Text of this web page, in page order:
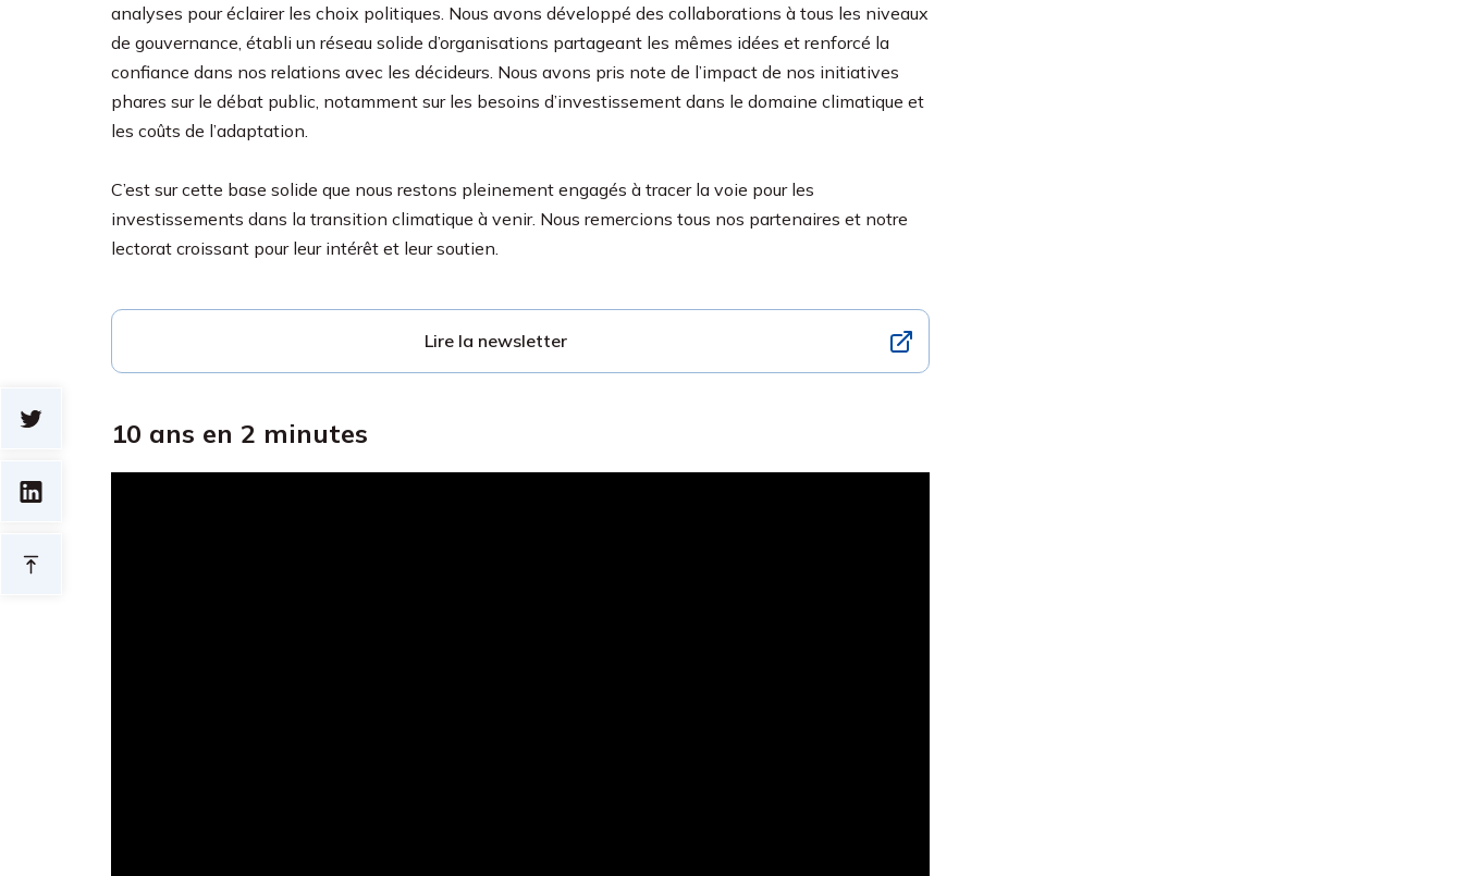
analyses pour éclairer les choix politiques. Nous avons développé des collaborations à tous les niveaux
de gouvernance, établi un réseau solide d’organisations partageant les mêmes idées et renforcé la
confiance dans nos relations avec les décideurs. Nous avons pris note de l’impact de nos initiatives
phares sur le débat public, notamment sur les besoins d’investissement dans le domaine climatique et
les coûts de l’adaptation.
C’est sur cette base solide que nous restons pleinement engagés à tracer la voie pour les
investissements dans la transition climatique à venir. Nous remercions tous nos partenaires et notre
lectorat croissant pour leur intérêt et leur soutien.
Lire la newsletter
10 ans en 2 minutes